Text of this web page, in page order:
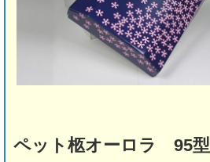
ペット柩オーロラ 95型